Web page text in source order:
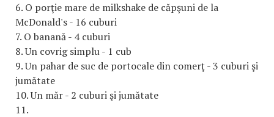
6. O porţie mare de milkshake de căpşuni de la
McDonald's - 16 cuburi
7. O banană - 4 cuburi
8. Un covrig simplu - 1 cub
9. Un pahar de suc de portocale din comerţ - 3 cuburi şi
jumătate
10. Un măr - 2 cuburi şi jumătate
11.